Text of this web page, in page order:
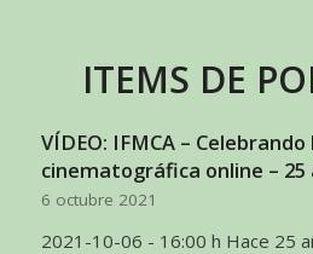
ITEMS DE
VÍDEO: IFMCA –
cinematográfica online – 25
6 octubre 2021
2021-10-06 - 16:00 h Hace 25